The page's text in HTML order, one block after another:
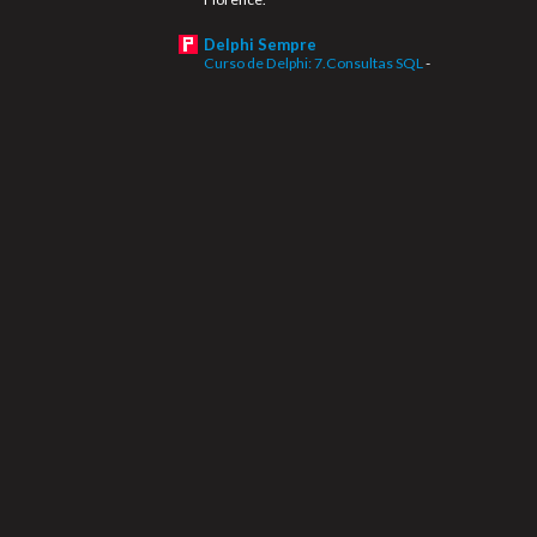
Delphi Sempre
Curso de Delphi: 7.Consultas SQL -